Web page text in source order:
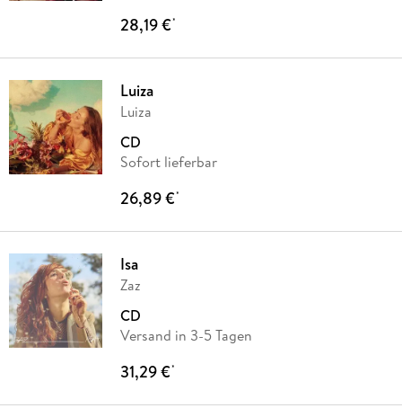
28,19 €*
Luiza
Luiza
CD
Sofort lieferbar
26,89 €*
Isa
Zaz
CD
Versand in 3-5 Tagen
31,29 €*